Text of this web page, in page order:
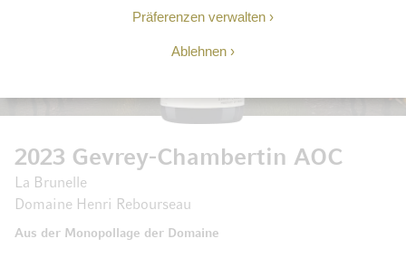
Präferenzen verwalten
Ablehnen
2023 Gevrey-Chambertin AOC
La Brunelle
Domaine Henri Rebourseau
Aus der Monopollage der Domaine